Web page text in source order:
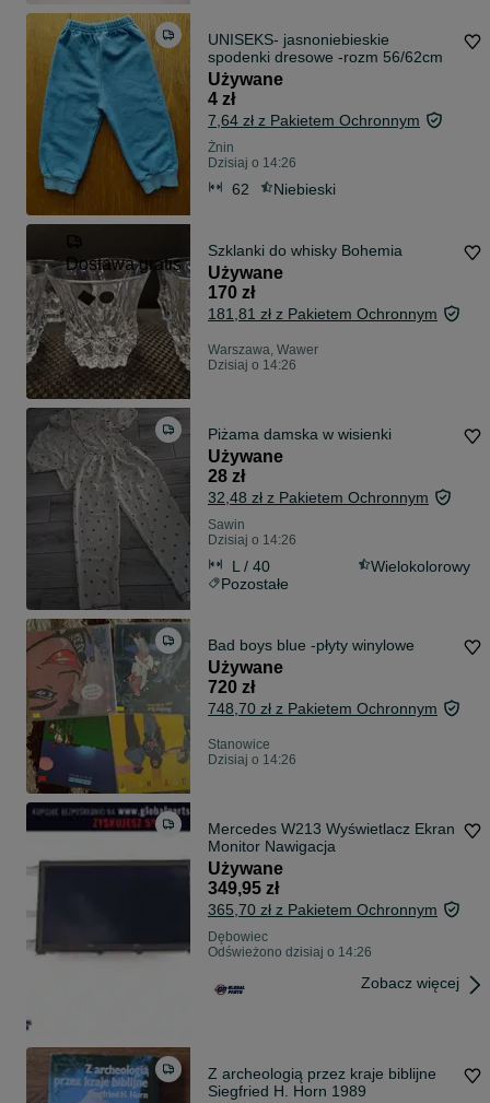
UNISEKS- jasnoniebieskie
spodenki dresowe -rozm 56/62cm
Używane
4 zł
7,64 zł z Pakietem Ochronnym
Żnin
Dzisiaj o 14:26
62 Niebieski
Dostawa gratis
Szklanki do whisky Bohemia
Używane
170 zł
181,81 zł z Pakietem Ochronnym
Warszawa, Wawer
Dzisiaj o 14:26
Piżama damska w wisienki
Używane
28 zł
32,48 zł z Pakietem Ochronnym
Sawin
Dzisiaj o 14:26
L / 40
Wielokolorowy
Pozostałe
Bad boys blue -płyty winylowe
Używane
720 zł
748,70 zł z Pakietem Ochronnym
Stanowice
Dzisiaj o 14:26
Mercedes W213 Wyświetlacz Ekran
Monitor Nawigacja
Używane
349,95 zł
365,70 zł z Pakietem Ochronnym
Dębowiec
Odświeżono dzisiaj o 14:26
Zobacz więcej
Z archeologią przez kraje biblijne
Siegfried H. Horn 1989